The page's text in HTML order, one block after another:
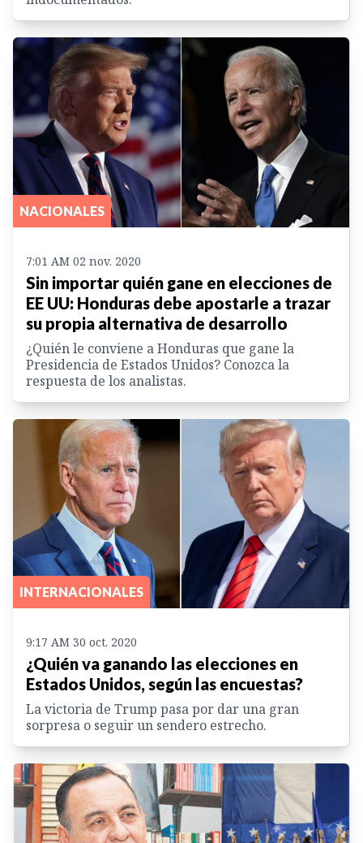
NACIONALES
7:01 AM 02 nov. 2020
Sin importar quién gane en elecciones de
EE UU: Honduras debe apostarle a trazar
su propia alternativa de desarrollo
¿Quién le conviene a Honduras que gane la
Presidencia de Estados Unidos? Conozca la
respuesta de los analistas.
INTERNACIONALES
9:17 AM 30 oct. 2020
¿Quién va ganando las elecciones en
Estados Unidos, según las encuestas?
La victoria de Trump pasa por dar una gran
sorpresa o seguir un sendero estrecho.